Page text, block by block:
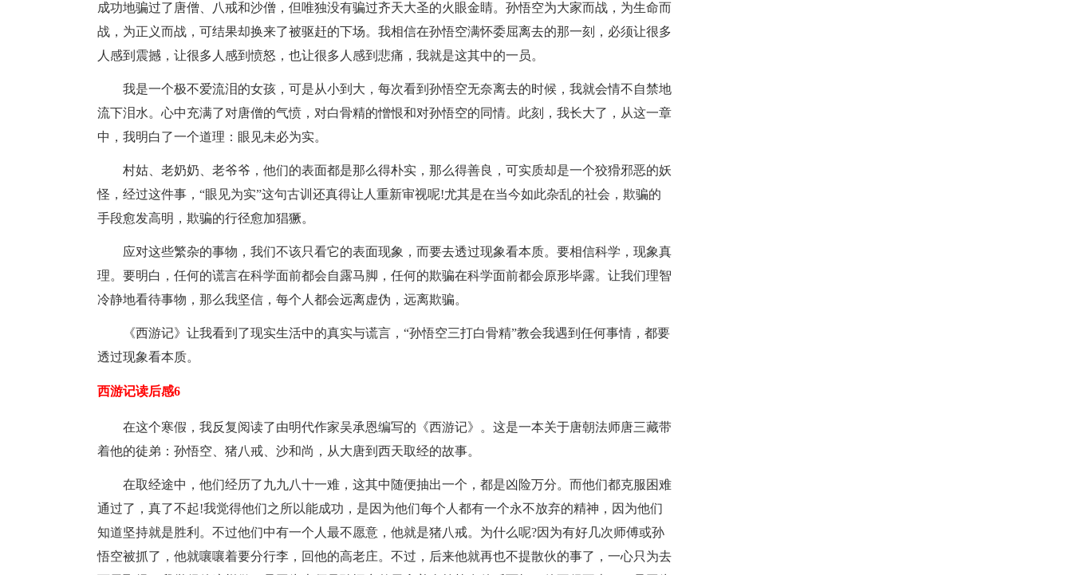
成功地骗过了唐僧、八戒和沙僧，但唯独没有骗过齐天大圣的火眼金睛。孙悟空为大家而战，为生命而
战，为正义而战，可结果却换来了被驱赶的下场。我相信在孙悟空满怀委屈离去的那一刻，必须让很多
人感到震撼，让很多人感到愤怒，也让很多人感到悲痛，我就是这其中的一员。
我是一个极不爱流泪的女孩，可是从小到大，每次看到孙悟空无奈离去的时候，我就会情不自禁地
流下泪水。心中充满了对唐僧的气愤，对白骨精的憎恨和对孙悟空的同情。此刻，我长大了，从这一章
中，我明白了一个道理：眼见未必为实。
村姑、老奶奶、老爷爷，他们的表面都是那么得朴实，那么得善良，可实质却是一个狡猾邪恶的妖
怪，经过这件事，“眼见为实”这句古训还真得让人重新审视呢!尤其是在当今如此杂乱的社会，欺骗的
手段愈发高明，欺骗的行径愈加猖獗。
应对这些繁杂的事物，我们不该只看它的表面现象，而要去透过现象看本质。要相信科学，现象真
理。要明白，任何的谎言在科学面前都会自露马脚，任何的欺骗在科学面前都会原形毕露。让我们理智
冷静地看待事物，那么我坚信，每个人都会远离虚伪，远离欺骗。
《西游记》让我看到了现实生活中的真实与谎言，“孙悟空三打白骨精”教会我遇到任何事情，都要
透过现象看本质。
西游记读后感6
在这个寒假，我反复阅读了由明代作家吴承恩编写的《西游记》。这是一本关于唐朝法师唐三藏带
着他的徒弟：孙悟空、猪八戒、沙和尚，从大唐到西天取经的故事。
在取经途中，他们经历了九九八十一难，这其中随便抽出一个，都是凶险万分。而他们都克服困难
通过了，真了不起!我觉得他们之所以能成功，是因为他们每个人都有一个永不放弃的精神，因为他们
知道坚持就是胜利。不过他们中有一个人最不愿意，他就是猪八戒。为什么呢?因为有好几次师傅或孙
悟空被抓了，他就嚷嚷着要分行李，回他的高老庄。不过，后来他就再也不提散伙的事了，一心只为去